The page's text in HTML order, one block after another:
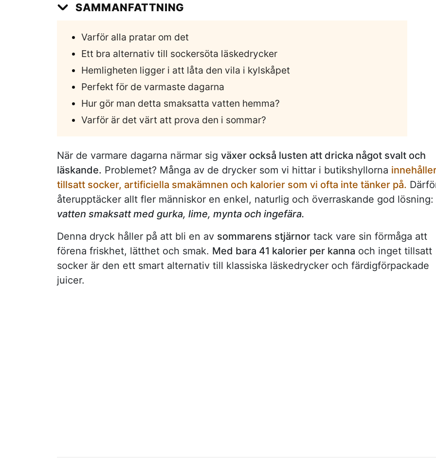
SAMMANFATTNING
Varför alla pratar om det
Ett bra alternativ till sockersöta läskedrycker
Hemligheten ligger i att låta den vila i kylskåpet
Perfekt för de varmaste dagarna
Hur gör man detta smaksatta vatten hemma?
Varför är det värt att prova den i sommar?
När de varmare dagarna närmar sig växer också lusten att dricka något svalt och
läskande. Problemet? Många av de drycker som vi hittar i butikshyllorna
tillsatt socker, artificiella smakämnen och kalorier som vi ofta inte tänker på.
återupptäcker allt fler människor en enkel, naturlig och överraskande god lösning:
vatten smaksatt med gurka, lime, mynta och ingefära.
Denna dryck håller på att bli en av sommarens stjärnor tack vare sin förmåga att
förena friskhet, lätthet och smak. Med bara 41 kalorier per kanna och inget tillsatt
socker är den ett smart alternativ till klassiska läskedrycker och färdigförpackade
juicer.